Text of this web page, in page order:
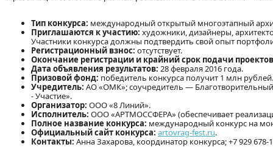
Тип конкурса: международный открытый многоэтапный
Приглашаются к участию: художники, дизайнеры,
Участники конкурса должны подтвердить свой опыт
Регистрационный взнос: отсутствует.
Окончание регистрации и крайний срок подачи
Дата объявления результатов: 28 февраля 2016 года.
Призовой фонд: победитель конкурса получит 1 млн рублей.
Учредитель: АО «ОМК»; соучредитель —
- Участие».
Организатор: ООО «8 Линий».
Исполнитель: ООО «АРТМОССФЕРА» (обеспечивает
Полное название конкурса: международный конкурс на
Официальный сайт конкурса: artovrag-fest.ru.
Контакты: Анна Захарова, координатор конкурса; +7 929 678-